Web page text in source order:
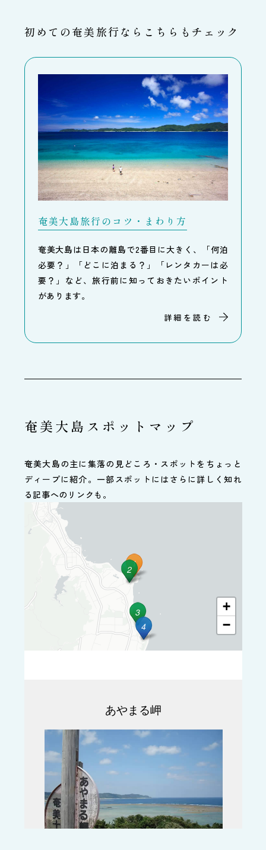
初めての奄美旅行ならこちらもチェック
奄美大島旅行のコツ・まわり方
奄美大島は日本の離島で2番目に大きく、「何泊
必要？」「どこに泊まる？」「レンタカーは必
要？」など、旅行前に知っておきたいポイント
があります。
詳細を読む
奄美大島スポットマップ
奄美大島の主に集落の見どころ・スポットをちょっと
ディープに紹介。一部スポットにはさらに詳しく知れ
る記事へのリンクも。